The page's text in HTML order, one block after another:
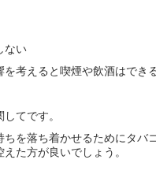
ない
を考えると喫煙や飲酒はでき
てです。
ちを落ち着かせるためにタバ
た方が良いでしょう。